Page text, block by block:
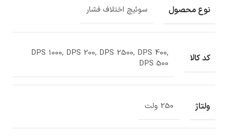
نوع محصول سوئیچ اختلاف فشار
کد کالا
DPS 1000, DPS 200, DPS 2500, DPS 400,
DPS 500
ولتاژ 250 ولت